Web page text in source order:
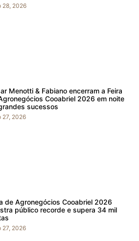
28, 2026
Menotti & Fabiano encerram a Feira
Cooabriel 2026 em noite
sucessos
27, 2026
de Agronegócios Cooabriel 2026
público recorde e supera 34 mil
27, 2026